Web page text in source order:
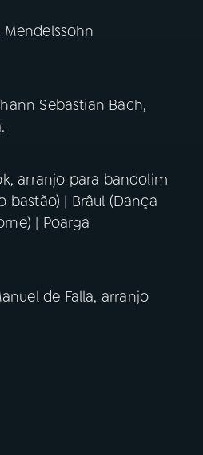
Mendelssohn
Sebastian Bach,
arranjo para bandolim
bastão) | Brâul (Dança
| Poarga
de Falla, arranjo